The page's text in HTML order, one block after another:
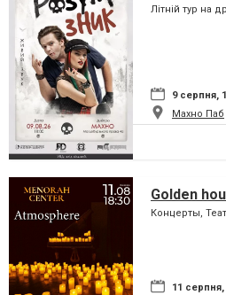
Літній тур на
9 серпня,
Махно Паб
Golden
Концерты,
11 серпня,